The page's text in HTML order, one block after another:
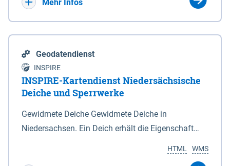
Mehr Infos
Geodatendienst
INSPIRE
INSPIRE-Kartendienst Niedersächsische
Deiche und Sperrwerke
Gewidmete Deiche Gewidmete Deiche in
Niedersachsen. Ein Deich erhält die Eigenschaft
WMS
HTML